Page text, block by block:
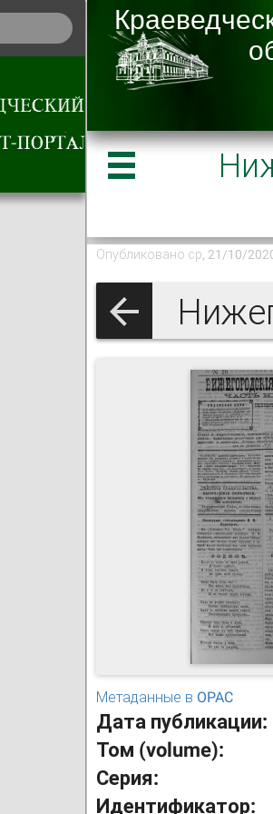
Опубликовано ср, 21/10/
Метаданные в OPAC
Дата публикации:
Том (volume):
Серия:
Идентификатор: